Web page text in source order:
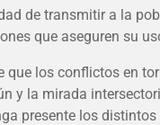
de transmitir a la
que aseguren su
que los conflictos en
y la mirada
presente los